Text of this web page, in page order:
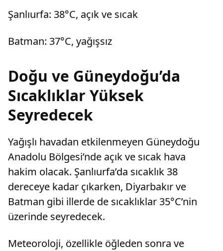
Şanlıurfa: 38°C, açık ve sıcak
Batman: 37°C, yağışsız
Doğu ve Güneydoğu’da
Sıcaklıklar Yüksek
Seyredecek
Yağışlı havadan etkilenmeyen Güneydoğu
Anadolu Bölgesi’nde açık ve sıcak hava
hakim olacak. Şanlıurfa’da sıcaklık 38
dereceye kadar çıkarken, Diyarbakır ve
Batman gibi illerde de sıcaklıklar 35°C’nin
üzerinde seyredecek.
Meteoroloji, özellikle öğleden sonra ve